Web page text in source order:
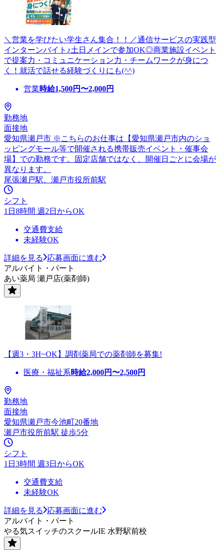
＼営業を学びたい学生さん集合！！／通信サービスの実践型
インターンバイト♪土日メインで参加OK◎商業施設イベント
で提案力・コミュニケーション力・チームワークが身につ
く！就活で話せる経験づくりにも(^^)
営業時給1,500円〜2,000円
勤務地
面接地
愛知県瀬戸市 ※こちらのお仕事は【愛知県瀬戸市内のショ
ッピングモール等で開催される携帯販売イベント・催事会
場】での勤務です。固定店舗ではなく、開催日ごとに会場が
異なります。
尾張瀬戸駅、瀬戸市役所前駅
シフト
1日8時間 週2日からOK
交通費支給
未経験OK
詳細を見る
応募画面に進む
アルバイト・パート
あい薬局 瀬戸店(薬剤師)
【週3・3H~OK】調剤薬局での薬剤師を募集!
医療・福祉系時給2,000円〜2,500円
勤務地
面接地
愛知県瀬戸市今池町20番地
瀬戸市役所前駅 徒歩5分
シフト
1日3時間 週3日からOK
交通費支給
未経験OK
詳細を見る
応募画面に進む
アルバイト・パート
やる気スイッチのスクールIE 水野駅前校